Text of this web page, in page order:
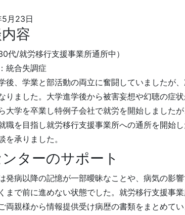
月23日
容
代/就労移行支援事業所通所中）
統合失調症
後、学業と部活動の両立に奮闘していましたが
りました。大学進学後から被害妄想や幻聴の症
大学を卒業し特例子会社で就労を開始しました
職を目指し就労移行支援事業所への通所を開始
を承りました。
ターのサポート
発病以降の記憶が一部曖昧なことや、病気の影
まで前に進めない状態でした。就労移行支援事
両親様から情報提供受け病歴の書類をまとめて